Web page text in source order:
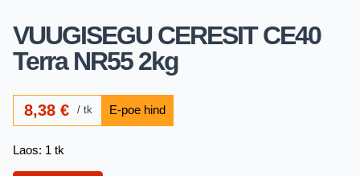
VUUGISEGU CERESIT CE40
Terra NR55 2kg
8,38€ tk
Laos: 1 tk